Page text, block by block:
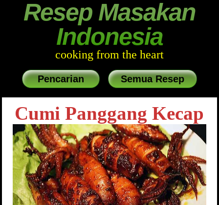
Resep Masakan
Indonesia
cooking from the heart
Pencarian Semua Resep
Cumi Panggang Kecap